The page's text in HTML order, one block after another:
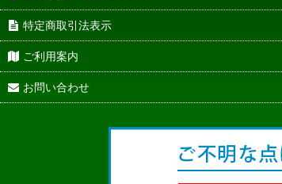
特定商取引法表示
ご利用案内
お問い合わせ